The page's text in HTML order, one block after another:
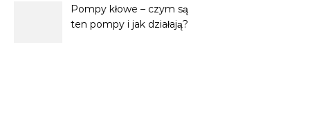
Pompy kłowe – czym są
ten pompy i jak działają?